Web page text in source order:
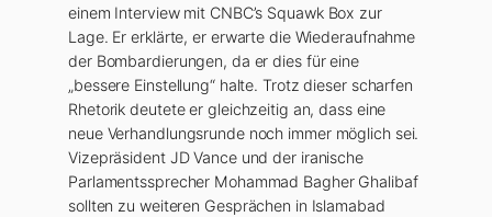
einem Interview mit CNBC’s Squawk Box zur
Lage. Er erklärte, er erwarte die Wiederaufnahme
der Bombardierungen, da er dies für eine
„bessere Einstellung“ halte. Trotz dieser scharfen
Rhetorik deutete er gleichzeitig an, dass eine
neue Verhandlungsrunde noch immer möglich sei.
Vizepräsident JD Vance und der iranische
Parlamentssprecher Mohammad Bagher Ghalibaf
sollten zu weiteren Gesprächen in Islamabad